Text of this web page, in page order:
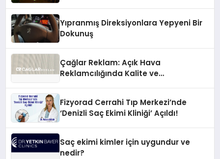
Yıpranmış Direksiyonlara Yepyeni Bir
Dokunuş
Çağlar Reklam: Açık Hava
Reklamcılığında Kalite ve
Fizyorad Cerrahi Tıp Merkezi’nde
‘Denizli Saç Ekimi Kliniği’ Açıldı!
Saç ekimi kimler için uygundur ve
nedir?